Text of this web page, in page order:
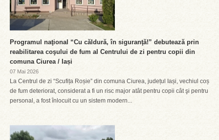
Programul naţional “Cu căldură, în siguranţă!” debutează prin
reabilitarea coşului de fum al Centrului de zi pentru copii din
comuna Ciurea / Iași
07 Mai 2026
La Centrul de zi “Scufița Roșie” din comuna Ciurea, județul Iași, vechiul coș
de fum deteriorat, considerat a fi un risc major atât pentru copii cât şi pentru
personal, a fost înlocuit cu un sistem modern...